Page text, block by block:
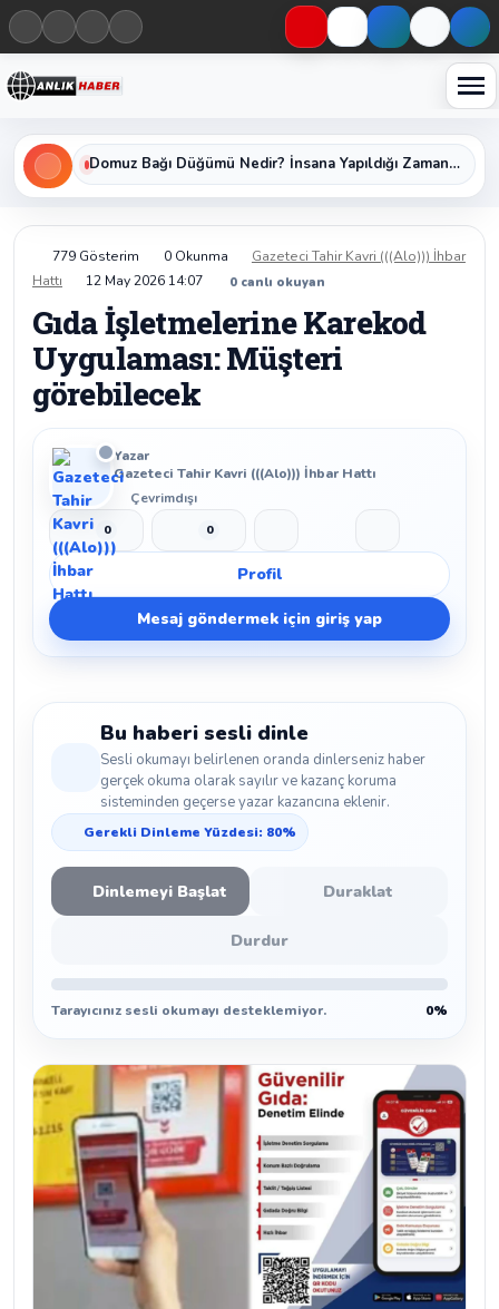
Haberleri keşfet
Domuz Bağı Düğümü Nedir? İnsana Yapıldığı Zaman Yavaş Yavaş Öldüren Ölümcül Düğümün Kan Donduran Gerçekleri
779 Gösterim 0 Okunma
Gazeteci Tahir Kavri (((Alo))) İhbar
Hattı
12 May 2026 14:07 0 canlı okuyan
Gıda İşletmelerine Karekod
Uygulaması: Müşteri
görebilecek
Yazar
Gazeteci Tahir Kavri (((Alo))) İhbar Hattı
Çevrimdışı
Beğen
0 Beğenmeme
0
Profil
Mesaj göndermek için giriş yap
Bu haberi sesli dinle
Sesli okumayı belirlenen oranda dinlerseniz haber
gerçek okuma olarak sayılır ve kazanç koruma
sisteminden geçerse yazar kazancına eklenir.
Gerekli Dinleme Yüzdesi: 80%
Dinlemeyi Başlat Duraklat
Durdur
Tarayıcınız sesli okumayı desteklemiyor. 0%